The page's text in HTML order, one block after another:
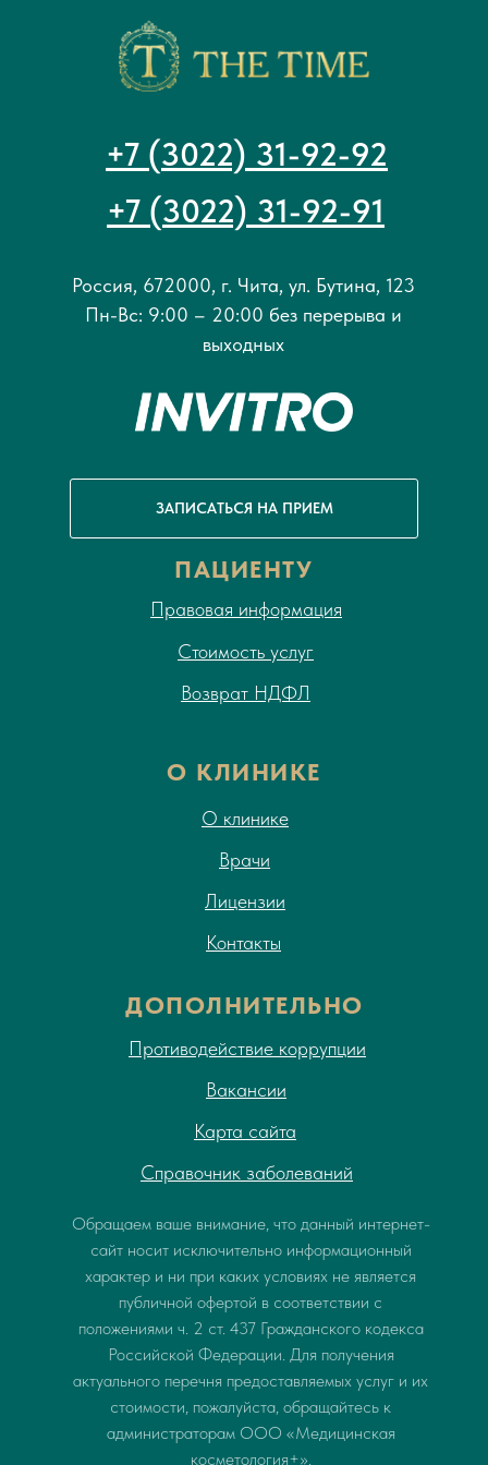
ПАЦИЕНТУ
О КЛИНИКЕ
ДОПОЛНИТЕЛЬНО
Правовая информация
Возврат НДФЛ
Стоимость услуг
Врачи
Лицензии
О клинике
Контакты
Вакансии
Карта сайта
Справочник заболеваний
Противодействие коррупции
Обращаем ваше внимание, что данный интернет-
сайт носит исключительно информационный
характер и ни при каких условиях не является
публичной офертой в соответствии с
положениями ч. 2 ст. 437 Гражданского кодекса
Российской Федерации. Для получения
актуального перечня предоставляемых услуг и их
стоимости, пожалуйста, обращайтесь к
администраторам ООО «Медицинская
косметология+».
Россия, 672000, г. Чита, ул. Бутина, 123
Пн-Вс: 9:00 – 20:00 без перерыва и
выходных
+7 (3022) 31-92-92
+7 (3022) 31-92-91
ЗАПИСАТЬСЯ НА ПРИЕМ